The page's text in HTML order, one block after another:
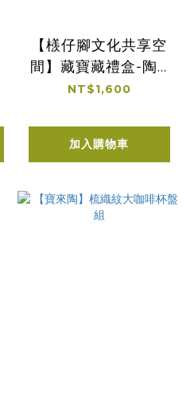
【檨仔腳文化共享空
間】藏寶藏禮盒-陶X
咖啡
NT$1,600
加入購物車